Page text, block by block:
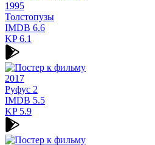
1995
Толстопузы
IMDB 6.6
KP6.1
2017
Руфус 2
IMDB 5.5
KP5.9